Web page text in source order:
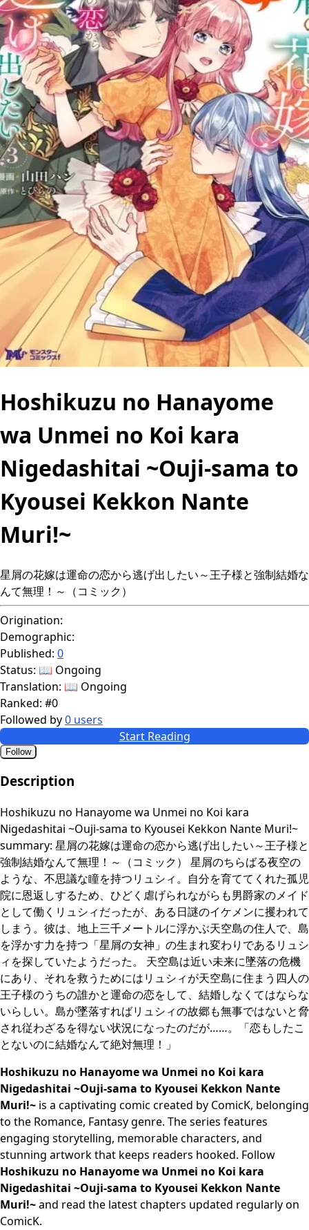
Hoshikuzu no Hanayome
wa Unmei no Koi kara
Nigedashitai ~Ouji-sama to
Kyousei Kekkon Nante
Muri!~
星屑の花嫁は運命の恋から逃げ出したい～王子様と強制結婚な
んて無理！～（コミック）
Origination:
Demographic:
Published: 0
Status: 📖 Ongoing
Translation: 📖 Ongoing
Ranked: #0
Followed by0 users
Start Reading
Follow
Description
Hoshikuzu no Hanayome wa Unmei no Koi kara
Nigedashitai ~Ouji-sama to Kyousei Kekkon Nante Muri!~
summary: 星屑の花嫁は運命の恋から逃げ出したい～王子様と
強制結婚なんて無理！～（コミック） 星屑のちらばる夜空の
ような、不思議な瞳を持つリュシィ。自分を育ててくれた孤児
院に恩返しするため、ひどく虐げられながらも男爵家のメイド
として働くリュシィだったが、ある日謎のイケメンに攫われて
しまう。彼は、地上三千メートルに浮かぶ天空島の住人で、島
を浮かす力を持つ「星屑の女神」の生まれ変わりであるリュシ
ィを探していたようだった。 天空島は近い未来に墜落の危機
にあり、それを救うためにはリュシィが天空島に住まう四人の
王子様のうちの誰かと運命の恋をして、結婚しなくてはならな
いらしい。島が墜落すればリュシィの故郷も無事ではないと脅
され従わざるを得ない状況になったのだが……。「恋もしたこ
とないのに結婚なんて絶対無理！」
Hoshikuzu no Hanayome wa Unmei no Koi kara
Nigedashitai ~Ouji-sama to Kyousei Kekkon Nante
Muri!~ is a captivating comic created by ComicK, belonging
to the Romance, Fantasy genre. The series features
engaging storytelling, memorable characters, and
stunning artwork that keeps readers hooked. Follow
Hoshikuzu no Hanayome wa Unmei no Koi kara
Nigedashitai ~Ouji-sama to Kyousei Kekkon Nante
Muri!~and read the latest chapters updated regularly on
ComicK.